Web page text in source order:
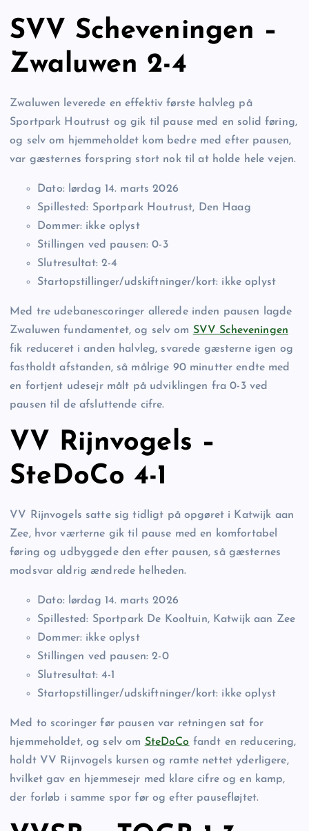
SVV Scheveningen –
Zwaluwen 2-4
Zwaluwen leverede en effektiv første halvleg på
Sportpark Houtrust og gik til pause med en solid føring,
og selv om hjemmeholdet kom bedre med efter pausen,
var gæsternes forspring stort nok til at holde hele vejen.
Dato: lørdag 14. marts 2026
Spillested: Sportpark Houtrust, Den Haag
Dommer: ikke oplyst
Stillingen ved pausen: 0-3
Slutresultat: 2-4
Startopstillinger/udskiftninger/kort: ikke oplyst
Med tre udebanescoringer allerede inden pausen lagde
Zwaluwen fundamentet, og selv om SVV Scheveningen
fik reduceret i anden halvleg, svarede gæsterne igen og
fastholdt afstanden, så målrige 90 minutter endte med
en fortjent udesejr målt på udviklingen fra 0-3 ved
pausen til de afsluttende cifre.
VV Rijnvogels –
SteDoCo 4-1
VV Rijnvogels satte sig tidligt på opgøret i Katwijk aan
Zee, hvor værterne gik til pause med en komfortabel
føring og udbyggede den efter pausen, så gæsternes
modsvar aldrig ændrede helheden.
Dato: lørdag 14. marts 2026
Spillested: Sportpark De Kooltuin, Katwijk aan Zee
Dommer: ikke oplyst
Stillingen ved pausen: 2-0
Slutresultat: 4-1
Startopstillinger/udskiftninger/kort: ikke oplyst
Med to scoringer før pausen var retningen sat for
hjemmeholdet, og selv om SteDoCo fandt en reducering,
holdt VV Rijnvogels kursen og ramte nettet yderligere,
hvilket gav en hjemmesejr med klare cifre og en kamp,
der forløb i samme spor før og efter pausefløjtet.